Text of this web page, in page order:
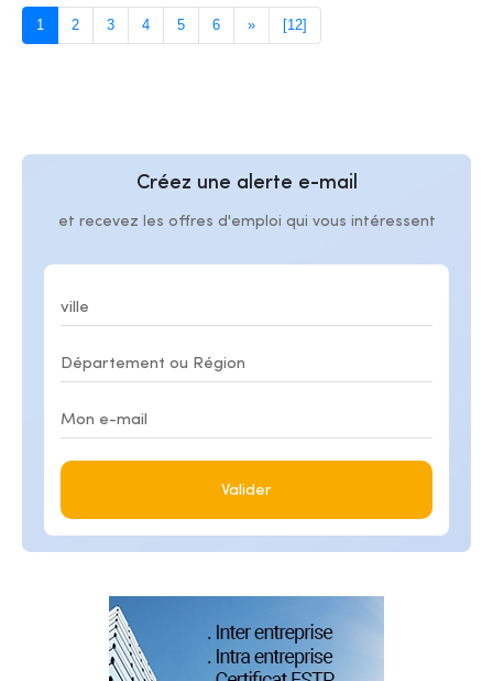
1 2 3 4 5 6 » [12]
Créez une alerte e-mail
et recevez les offres d'emploi qui vous intéressent
Valider